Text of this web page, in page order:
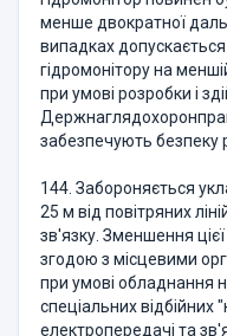
менше двократної
випадках
гідромонітору на
при умові розробки і
забезпечують безпеку
144. Забороняється
25 м від повітряних
зв'язку. Зменшення цієї
згодою з місцевими
при умові обладнання
спеціальних відбійних
електропередачі та